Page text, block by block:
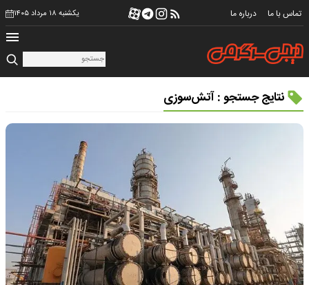
تماس با ما درباره ما یکشنبه ۱۸ مرداد ۱۴۰۵
نتایج جستجو : آتش‌سوزی